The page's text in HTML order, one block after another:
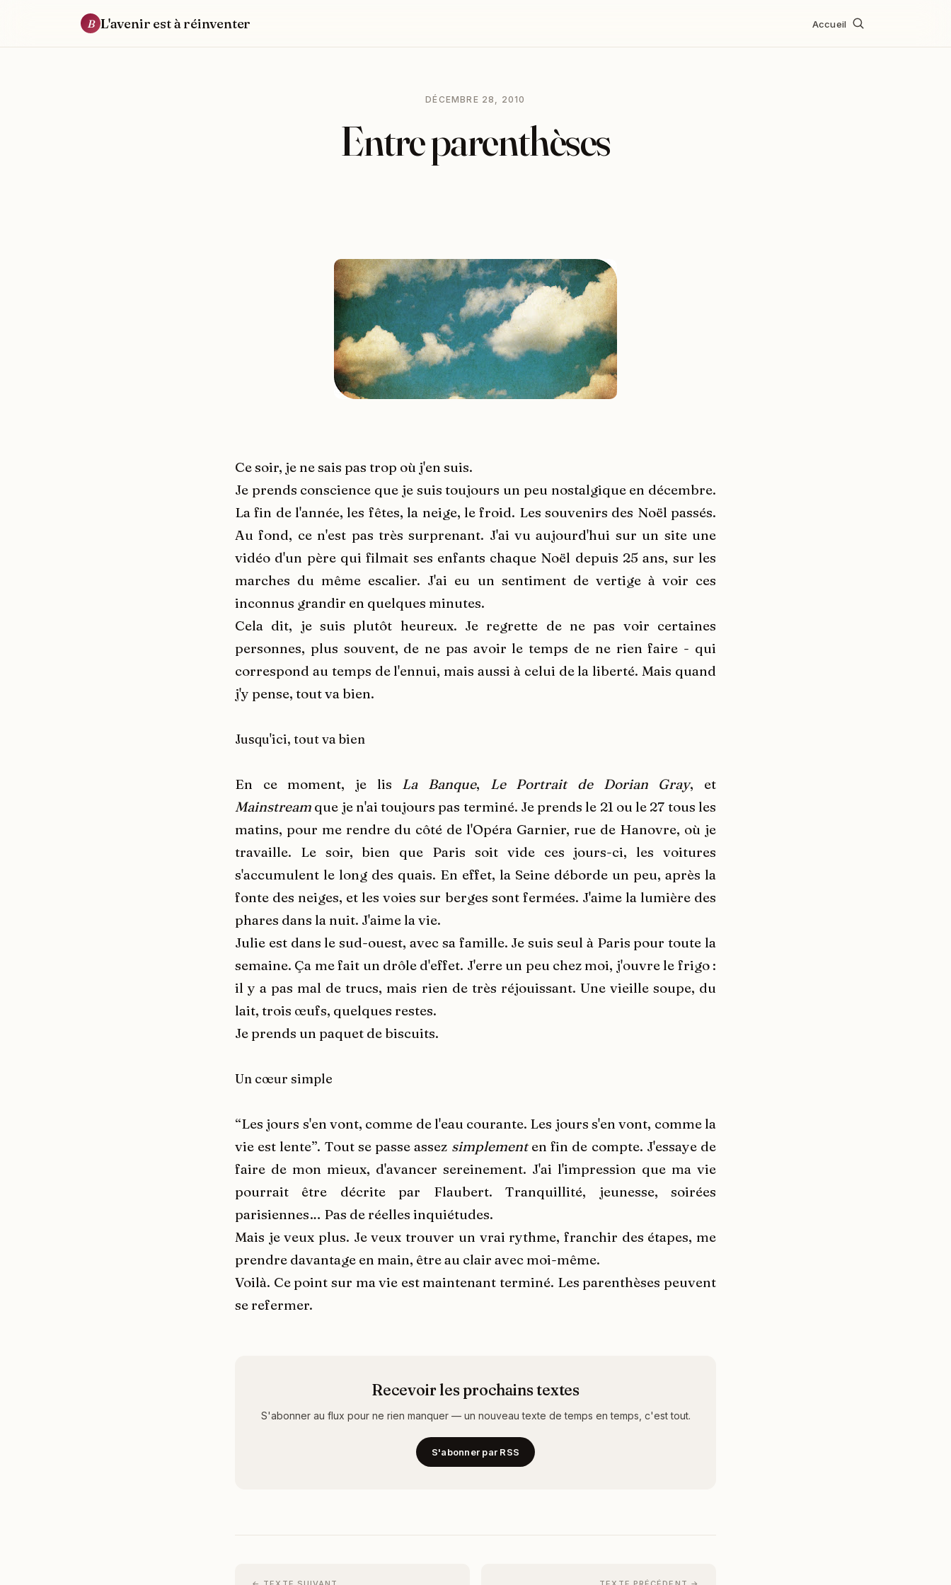
B L'avenir est à réinventer Accueil
DÉCEMBRE 28, 2010
Entre parenthèses
Ce soir, je ne sais pas trop où j'en suis.
Je prends conscience que je suis toujours un peu nostalgique en décembre.
La fin de l'année, les fêtes, la neige, le froid. Les souvenirs des Noël passés.
Au fond, ce n'est pas très surprenant. J'ai vu aujourd'hui sur un site une
vidéo d'un père qui filmait ses enfants chaque Noël depuis 25 ans, sur les
marches du même escalier. J'ai eu un sentiment de vertige à voir ces
inconnus grandir en quelques minutes.
Cela dit, je suis plutôt heureux. Je regrette de ne pas voir certaines
personnes, plus souvent, de ne pas avoir le temps de ne rien faire - qui
correspond au temps de l'ennui, mais aussi à celui de la liberté. Mais quand
j'y pense, tout va bien.
Jusqu'ici, tout va bien
En ce moment, je lis La Banque, Le Portrait de Dorian Gray, et
Mainstream que je n'ai toujours pas terminé. Je prends le 21 ou le 27 tous les
matins, pour me rendre du côté de l'Opéra Garnier, rue de Hanovre, où je
travaille. Le soir, bien que Paris soit vide ces jours-ci, les voitures
s'accumulent le long des quais. En effet, la Seine déborde un peu, après la
fonte des neiges, et les voies sur berges sont fermées. J'aime la lumière des
phares dans la nuit. J'aime la vie.
Julie est dans le sud-ouest, avec sa famille. Je suis seul à Paris pour toute la
semaine. Ça me fait un drôle d'effet. J'erre un peu chez moi, j'ouvre le frigo :
il y a pas mal de trucs, mais rien de très réjouissant. Une vieille soupe, du
lait, trois œufs, quelques restes.
Je prends un paquet de biscuits.
Un cœur simple
“Les jours s'en vont, comme de l'eau courante. Les jours s'en vont, comme la
vie est lente”. Tout se passe assez simplementen fin de compte. J'essaye de
faire de mon mieux, d'avancer sereinement. J'ai l'impression que ma vie
pourrait être décrite par Flaubert. Tranquillité, jeunesse, soirées
parisiennes… Pas de réelles inquiétudes.
Mais je veux plus. Je veux trouver un vrai rythme, franchir des étapes, me
prendre davantage en main, être au clair avec moi-même.
Voilà. Ce point sur ma vie est maintenant terminé. Les parenthèses peuvent
se refermer.
Recevoir les prochains textes
S'abonner au flux pour ne rien manquer — un nouveau texte de temps en temps, c'est tout.
S'abonner par RSS